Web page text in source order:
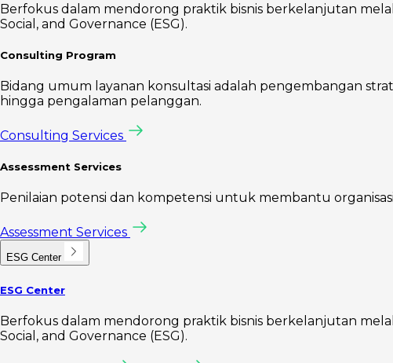
Berfokus dalam mendorong praktik bisnis berkelanjutan
Social, and Governance (ESG).
Consulting Program
Bidang umum layanan konsultasi adalah pengembangan
hingga pengalaman pelanggan.
Consulting Services
Assessment Services
Penilaian potensi dan kompetensi untuk membantu
Assessment Services
ESG Center
ESG Center
Berfokus dalam mendorong praktik bisnis berkelanjutan
Social, and Governance (ESG).